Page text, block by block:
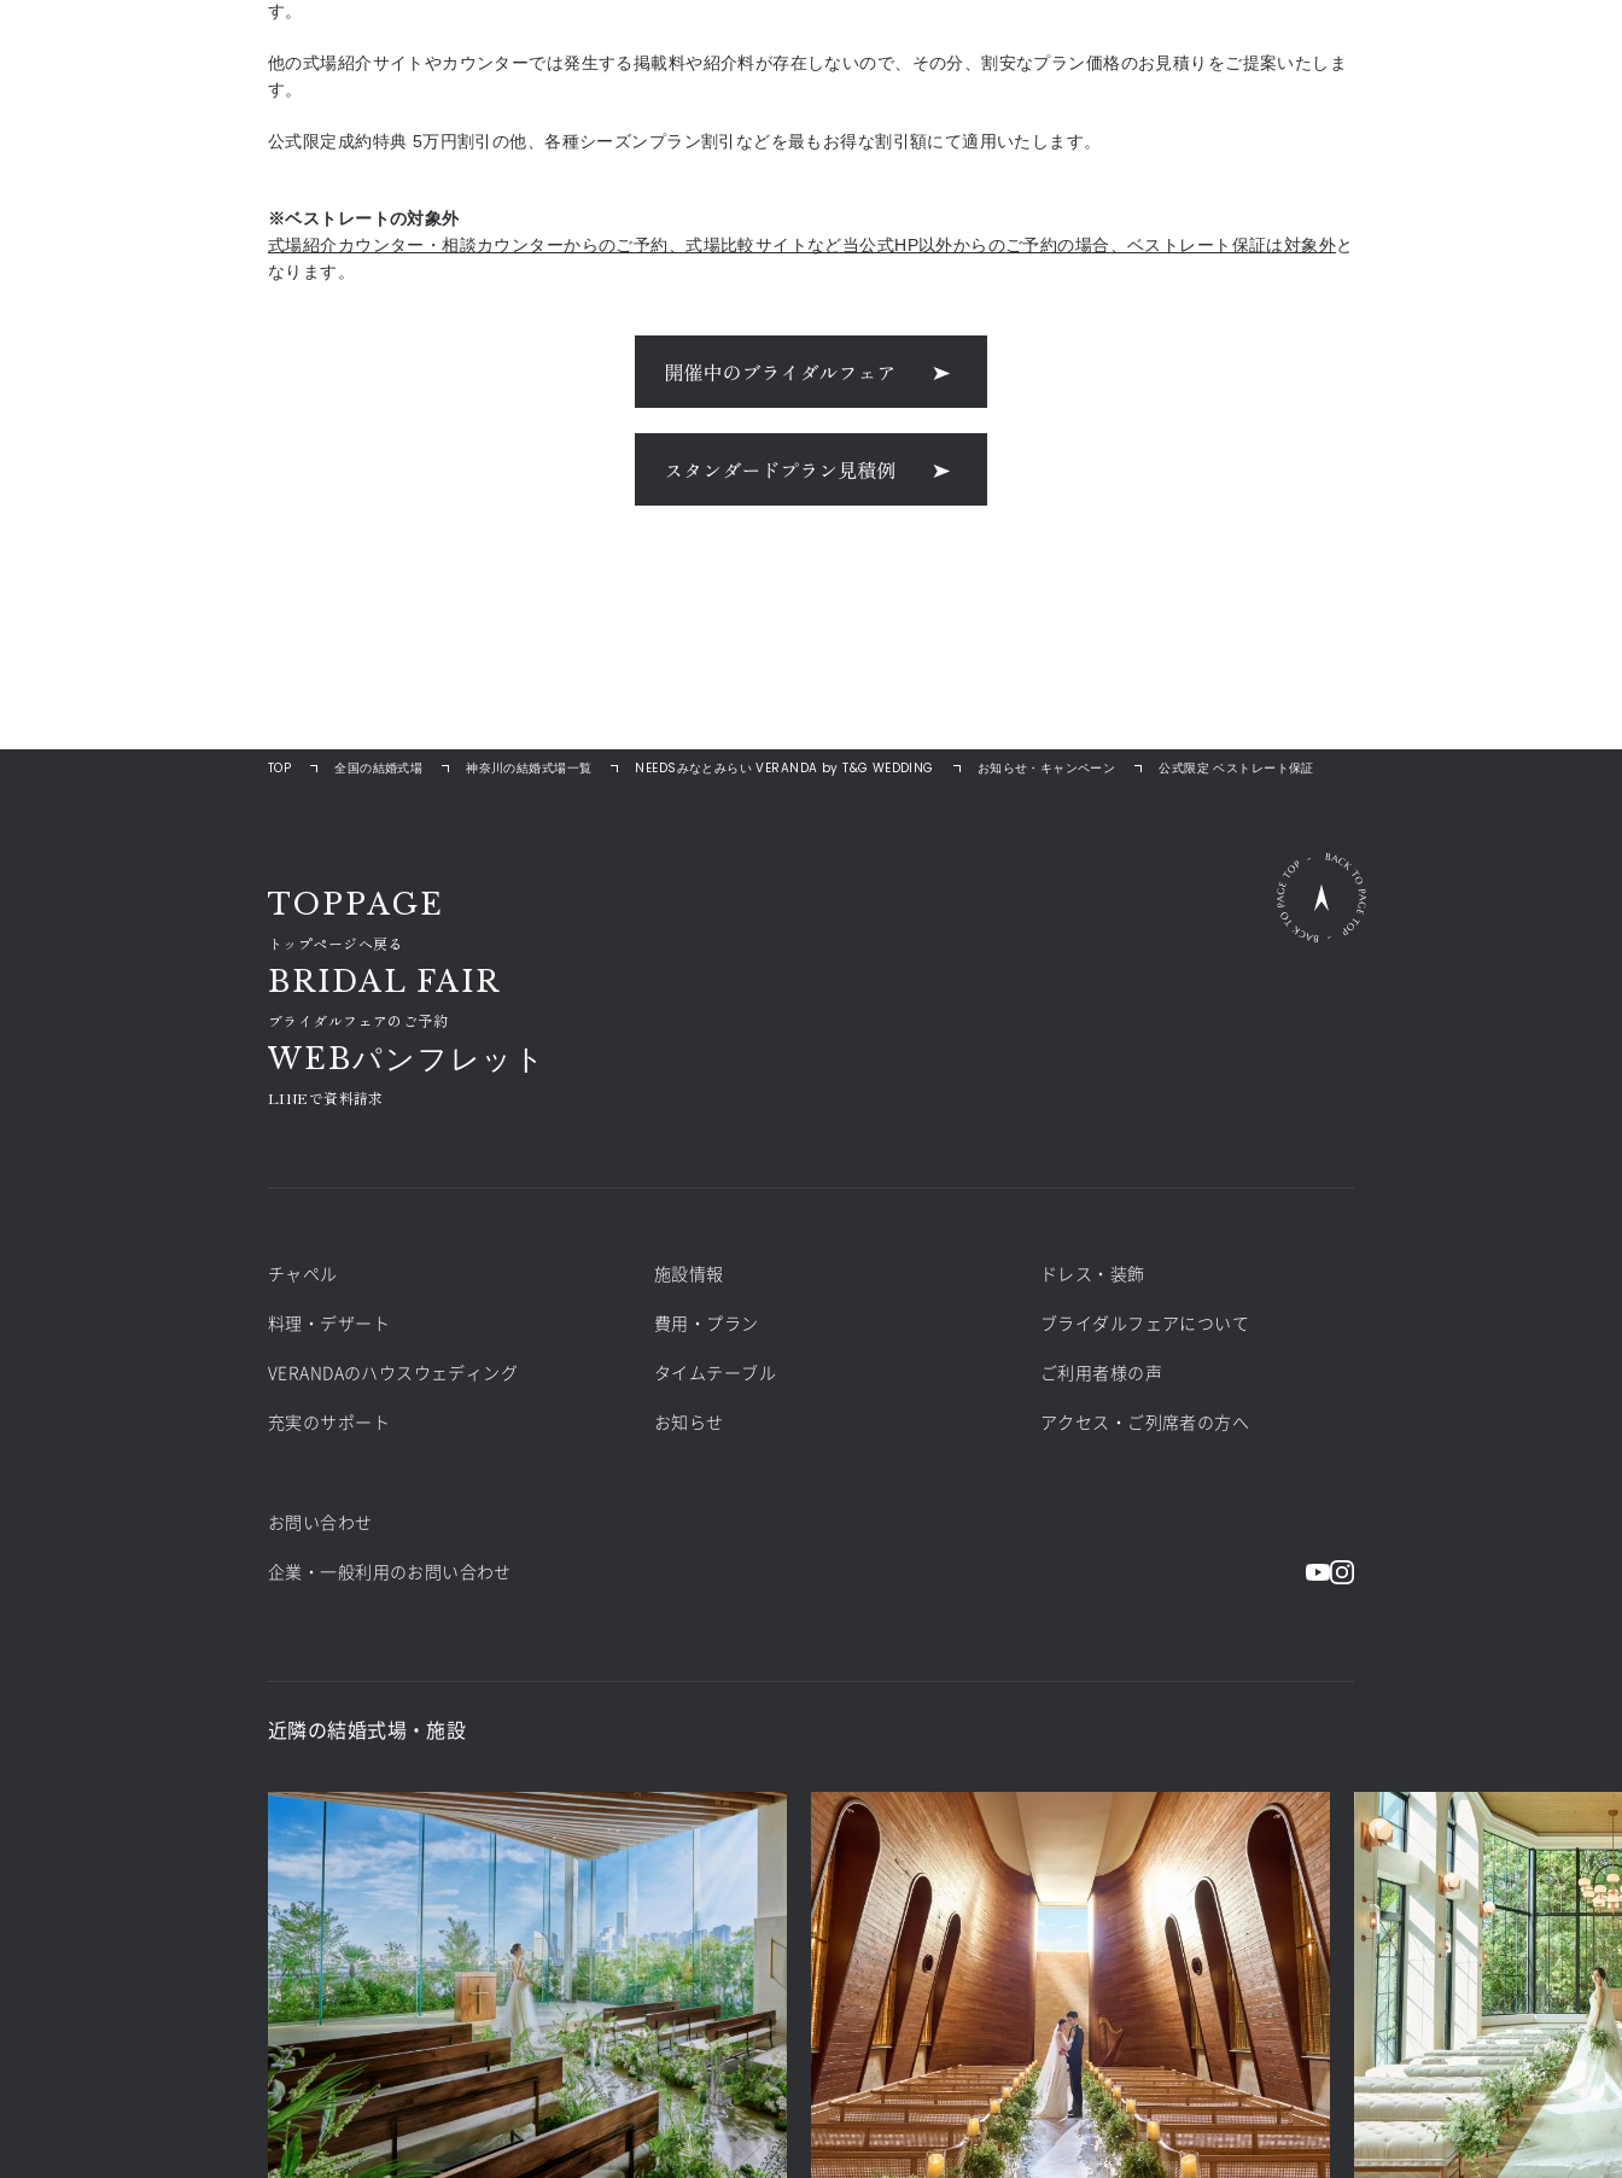
す。
他の式場紹介サイトやカウンターでは発生する掲載料や紹介料が存在しないので、その分、割安なプラン価格のお見積りをご提案いたしま
す。
公式限定成約特典 5万円割引の他、各種シーズンプラン割引などを最もお得な割引額にて適用いたします。
※ベストレートの対象外
式場紹介カウンター・相談カウンターからのご予約、式場比較サイトなど当公式HP以外からのご予約の場合、ベストレート保証は対象外と
なります。
TOP 全国の結婚式場 神奈川の結婚式場一覧 NEEDSみなとみらい VERANDA by T&G WEDDING お知らせ・キャンペーン 公式限定 ベストレート保証
TOPPAGE
トップページへ戻る
BRIDAL FAIR
ブライダルフェアのご予約
WEBパンフレット
LINEで資料請求
チャペル 施設情報 ドレス・装飾
料理・デザート 費用・プラン ブライダルフェアについて
VERANDAのハウスウェディング タイムテーブル ご利用者様の声
充実のサポート お知らせ アクセス・ご列席者の方へ
お問い合わせ
企業・一般利用のお問い合わせ
近隣の結婚式場・施設